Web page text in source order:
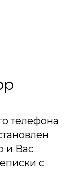
телефона
и Вас
с